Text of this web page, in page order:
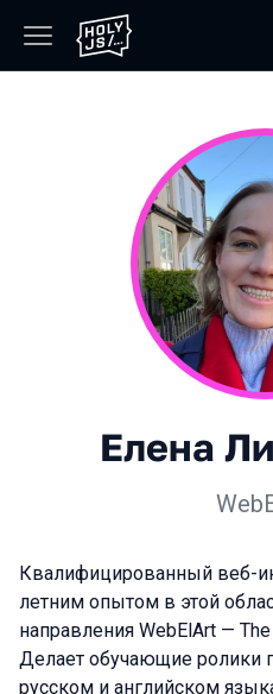
Елена
Квалифицированный веб-
летним опытом в этой
направления WebElArt —
Делает обучающие ролики
русском и английском